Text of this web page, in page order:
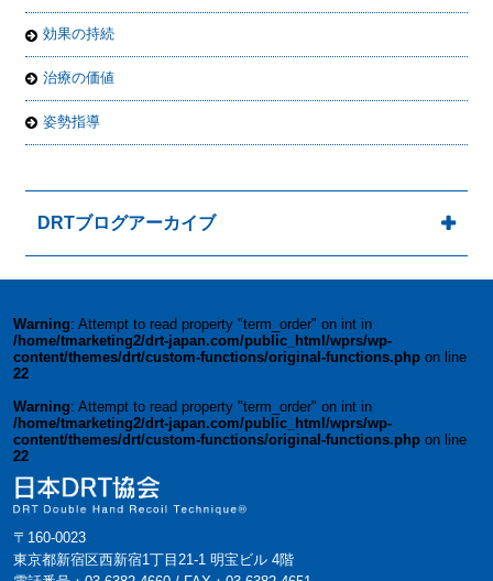
効果の持続
治療の価値
姿勢指導
DRTブログアーカイブ
Warning: Attempt to read property "term_order" on int in
/home/tmarketing2/drt-japan.com/public_html/wprs/wp-
content/themes/drt/custom-functions/original-functions.phpon line
22
Warning: Attempt to read property "term_order" on int in
/home/tmarketing2/drt-japan.com/public_html/wprs/wp-
content/themes/drt/custom-functions/original-functions.phpon line
22
〒160-0023
東京都新宿区西新宿1丁目21-1 明宝ビル 4階